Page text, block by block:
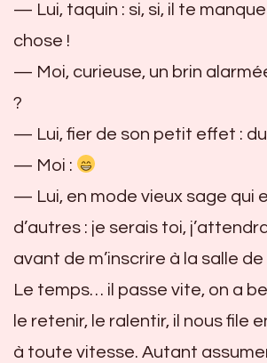
— Lui, taquin : si, si, il te
chose !
— Moi, curieuse, un brin
?
— Lui, fier de son petit effet :
— Moi :
— Lui, en mode vieux sage qui
d’autres : je serais toi,
avant de m’inscrire à la salle
Le temps… il passe vite, on a
le retenir, le ralentir, il nous file
à toute vitesse. Autant